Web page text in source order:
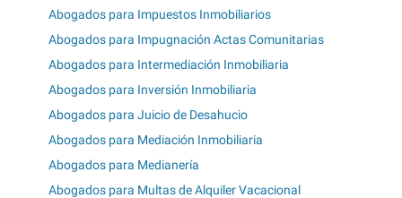
Abogados para Impuestos Inmobiliarios
Abogados para Impugnación Actas Comunitarias
Abogados para Intermediación Inmobiliaria
Abogados para Inversión Inmobiliaria
Abogados para Juicio de Desahucio
Abogados para Mediación Inmobiliaria
Abogados para Medianería
Abogados para Multas de Alquiler Vacacional